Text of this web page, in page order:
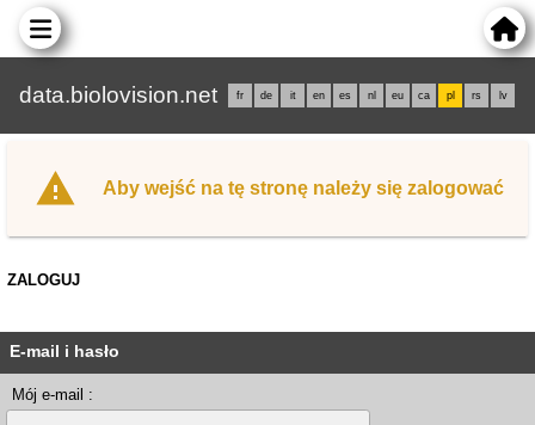
data.biolovision.net fr de it en es nl eu ca pl rs lv
Aby wejść na tę stronę należy się zalogować
ZALOGUJ
E-mail i hasło
Mój e-mail :